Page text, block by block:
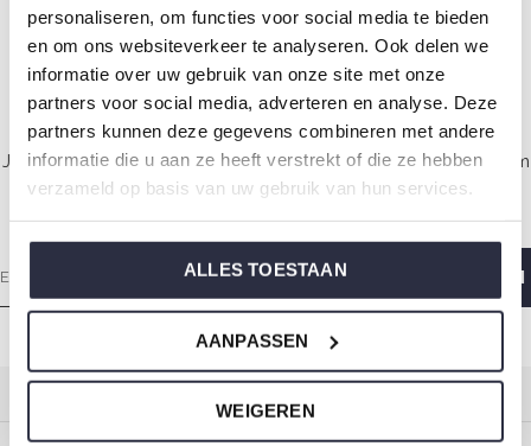
personaliseren, om functies voor social media te bieden
en om ons websiteverkeer te analyseren. Ook delen we
informatie over uw gebruik van onze site met onze
partners voor social media, adverteren en analyse. Deze
partners kunnen deze gegevens combineren met andere
informatie die u aan ze heeft verstrekt of die ze hebben
verzameld op basis van uw gebruik van hun services.
ALLES TOESTAAN
AANPASSEN
WEIGEREN
Rock your inbox
Jeden Sonntagmorgen mit Liebe gemacht, damit Sie mit einem
guten Gefühl aufwachen.